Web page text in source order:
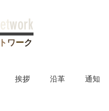
work
ト ワーク
挨拶 沿革 通知